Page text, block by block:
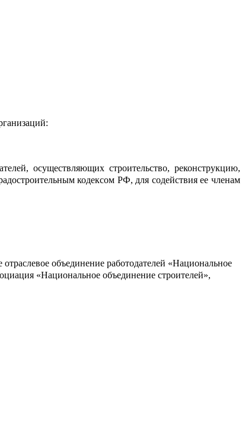
осуществляющих строительство, реконструкцию,
кодексом РФ, для содействия ее членам
объединение работодателей «Национальное
«Национальное объединение строителей»,